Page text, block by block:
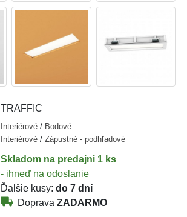
TRAFFIC
Interiérové / Bodové
Interiérové / Zápustné - podhľadové
Skladomna predajni 1 ks
- ihneď na odoslanie
Ďalšie kusy: do 7 dní
Doprava ZADARMO